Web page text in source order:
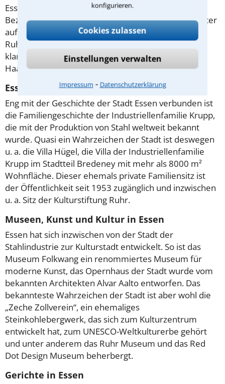
konfigurieren.
Cookies zulassen
Einstellungen verwalten
Impressum ⁃ Datenschutzerklärung
Essen ist in neun Stadtbezirke mit eigener
Bezirksvertretung und eigenem Bezirksbürgermeister
aufgeteilt (z. B. Zollverein, Steele/Kray oder Essen-
Ruhrhalbinsel). Die Stadtteile von Essen haben teils
klangvolle Namen wie Vogelheim, Fischlaken oder
Haarzopf.
Essen, Krupp und die Villa Hügel
Eng mit der Geschichte der Stadt Essen verbunden ist
die Familiengeschichte der Industriellenfamilie Krupp,
die mit der Produktion von Stahl weltweit bekannt
wurde. Quasi ein Wahrzeichen der Stadt ist deswegen
u. a. die Villa Hügel, die Villa der Industriellenfamilie
Krupp im Stadtteil Bredeney mit mehr als 8000 m²
Wohnfläche. Dieser ehemals private Familiensitz ist
der Öffentlichkeit seit 1953 zugänglich und inzwischen
u. a. Sitz der Kulturstiftung Ruhr.
Museen, Kunst und Kultur in Essen
Essen hat sich inzwischen von der Stadt der
Stahlindustrie zur Kulturstadt entwickelt. So ist das
Museum Folkwang ein renommiertes Museum für
moderne Kunst, das Opernhaus der Stadt wurde vom
bekannten Architekten Alvar Aalto entworfen. Das
bekannteste Wahrzeichen der Stadt ist aber wohl die
„Zeche Zollverein“, ein ehemaliges
Steinkohlebergwerk, das sich zum Kulturzentrum
entwickelt hat, zum UNESCO-Weltkulturerbe gehört
und unter anderem das Ruhr Museum und das Red
Dot Design Museum beherbergt.
Gerichte in Essen